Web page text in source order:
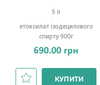
5 л
етоксилат ізодецилового
спирту 900г
690.00 грн
КУПИТИ